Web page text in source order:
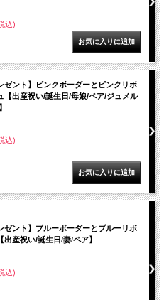
込)
ゼント】ピンクボーダーとピンクリボ
【出産祝い/誕生日/母娘/ペア/ジュメル
込)
ゼント】ブルーボーダーとブルーリボ
出産祝い/誕生日/妻/ペア】
込)